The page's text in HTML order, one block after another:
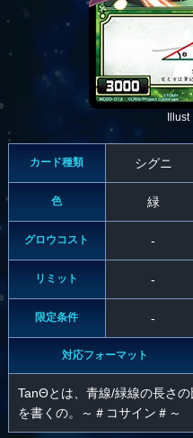
カード種類 シグニ
色 緑
グロウコスト -
リミット -
限定条件 -
対応フォーマット
TanΘとは、青線/緑線の長さ
を書くの。～＃コサイン＃～